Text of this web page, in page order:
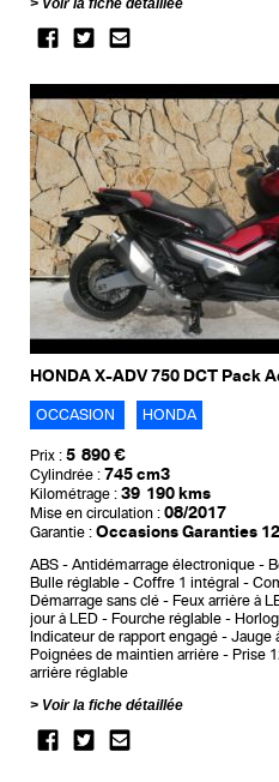
Voir la fiche détaillée
HONDA X-ADV 750 DCT Pack
OCCASION HONDA
Prix : 5 890 €
Cylindrée : 745 cm3
Kilométrage : 39 190 kms
Mise en circulation : 08/2017
Garantie : Occasions Garanties
ABS Antidémarrage électronique
Bulle réglable
Coffre 1 intégral
Démarrage sans clé
Feux arrière à
jour à LED
Fourche réglable
Indicateur de rapport engagé
Jauge
Poignées de maintien arrière
Prise
arrière réglable
Voir la fiche détaillée